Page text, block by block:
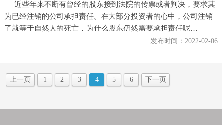
近些年来不断有曾经的股东接到法院的传票或者判决，要求其
为已经注销的公司承担责任。在大部分投资者的心中，公司注销
了就等于自然人的死亡，为什么股东仍然需要承担责任呢…
发布时间：2022-02-06
上一页 1 2 3 4 5 6 下一页